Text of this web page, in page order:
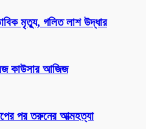
মৃত্যু, গলিত লাশ উদ্ধার
কাউসার আজিজ
পর তরুনের আত্মহত্যা